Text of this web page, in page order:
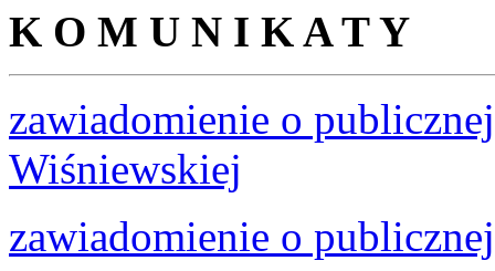
K O M U N I K A T Y
zawiadomienie o
Wiśniewskiej
zawiadomienie o